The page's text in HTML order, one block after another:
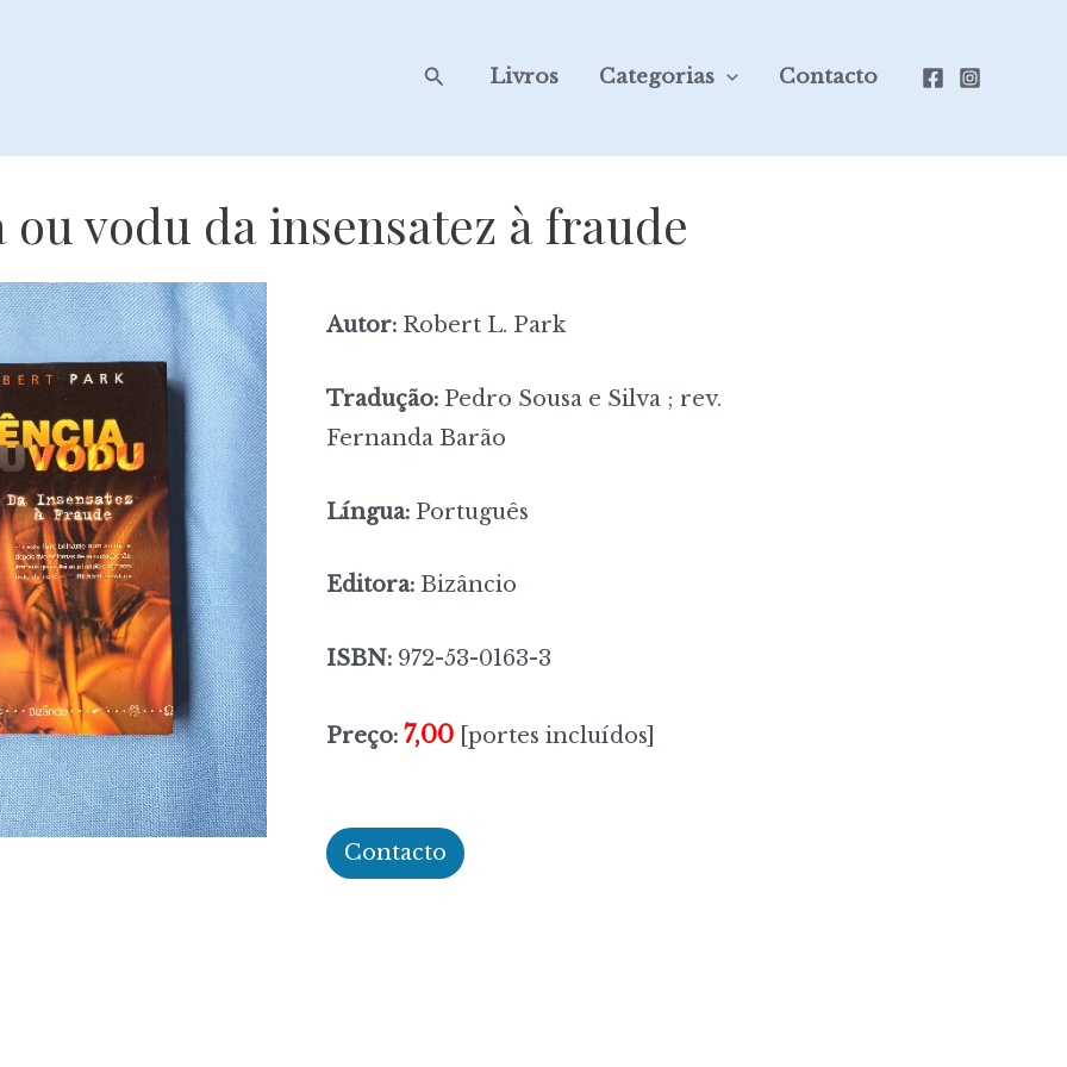
SearchLivros Categorias Contacto
ou vodu da insensatez à fraude
Autor: Robert L. Park
Tradução: Pedro Sousa e Silva ; rev.
Fernanda Barão
Língua: Português
Editora: Bizâncio
ISBN: 972-53-0163-3
Preço: 7,00 [portes incluídos]
Contacto